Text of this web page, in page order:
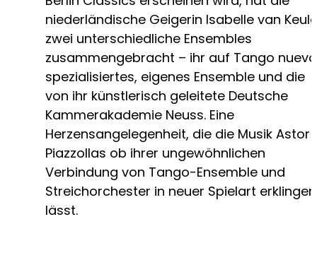
niederländische Geigerin Isabelle van
zwei unterschiedliche Ensembles
zusammengebracht – ihr auf Tango nuevo
spezialisiertes, eigenes Ensemble und die
von ihr künstlerisch geleitete Deutsche
Kammerakademie Neuss. Eine
Herzensangelegenheit, die die Musik Astor
Piazzollas ob ihrer ungewöhnlichen
Verbindung von Tango-Ensemble und
Streichorchester in neuer Spielart erklingen
lässt.